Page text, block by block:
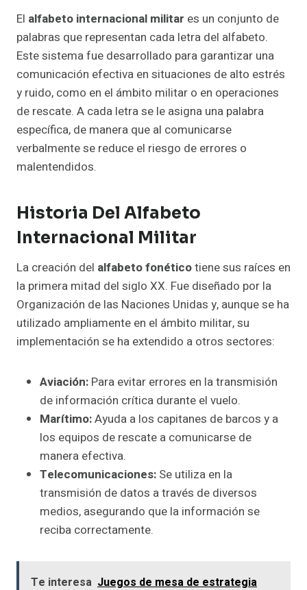
El alfabeto internacional militar es un conjunto de
palabras que representan cada letra del alfabeto.
Este sistema fue desarrollado para garantizar una
comunicación efectiva en situaciones de alto estrés
y ruido, como en el ámbito militar o en operaciones
de rescate. A cada letra se le asigna una palabra
específica, de manera que al comunicarse
verbalmente se reduce el riesgo de errores o
malentendidos.
Historia Del Alfabeto
Internacional Militar
La creación del alfabeto fonéticotiene sus raíces en
la primera mitad del siglo XX. Fue diseñado por la
Organización de las Naciones Unidas y, aunque se ha
utilizado ampliamente en el ámbito militar, su
implementación se ha extendido a otros sectores:
Aviación: Para evitar errores en la transmisión
de información crítica durante el vuelo.
Marítimo:Ayuda a los capitanes de barcos y a
los equipos de rescate a comunicarse de
manera efectiva.
Telecomunicaciones: Se utiliza en la
transmisión de datos a través de diversos
medios, asegurando que la información se
reciba correctamente.
Te interesa Juegos de mesa de estrategia